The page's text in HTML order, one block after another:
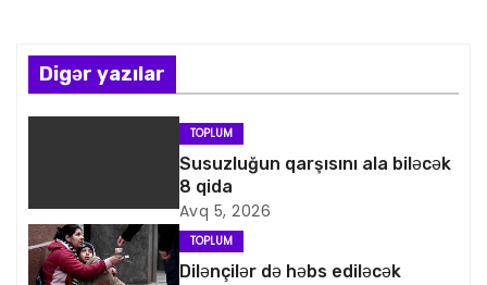
n
a
q
Digər yazılar
TOPLUM
Susuzluğun qarşısını ala biləcək
8 qida
Avq 5, 2026
TOPLUM
Dilənçilər də həbs ediləcək